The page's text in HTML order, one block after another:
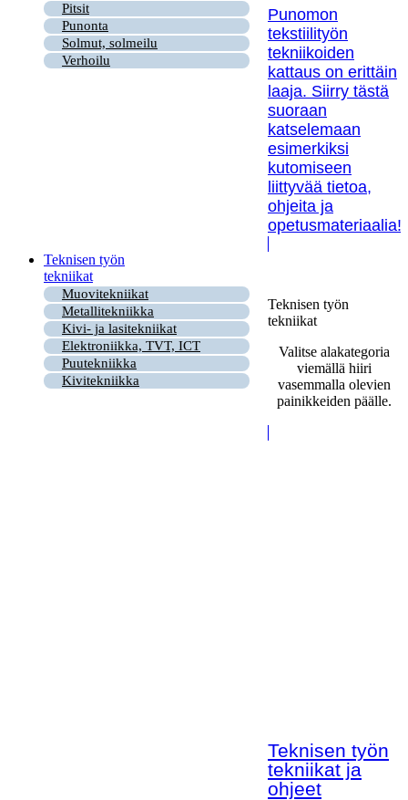
Pitsit
Punonta
Solmut, solmeilu
Verhoilu
Punomon
tekstiilityön
tekniikoiden
kattaus on erittäin
laaja. Siirry tästä
suoraan
katselemaan
esimerkiksi
kutomiseen
liittyvää tietoa,
ohjeita ja
opetusmateriaalia!
Teknisen työn
tekniikat
Muovitekniikat
Metallitekniikka
Kivi- ja lasitekniikat
Elektroniikka, TVT, ICT
Puutekniikka
Kivitekniikka
Teknisen työn
tekniikat
Valitse alakategoria
viemällä hiiri
vasemmalla olevien
painikkeiden päälle.
Teknisen työn
tekniikat ja
ohjeet